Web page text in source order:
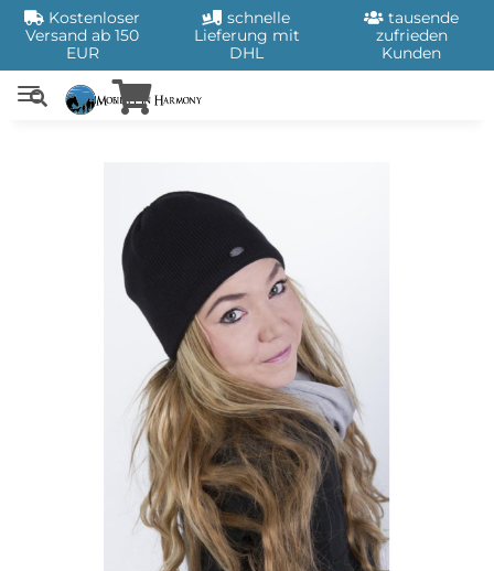
Kostenloser
Versand ab 150
EUR
schnelle
Lieferung mit
DHL
tausende
zufrieden
Kunden